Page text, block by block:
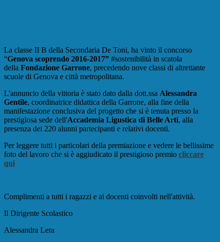
La classe II B della Secondaria De Toni, ha vinto il concorso
“Genova scoprendo 2016-2017” #sostenibilità in scatola
della Fondazione Garrone, precedendo nove classi di altrettante
scuole di Genova e città metropolitana.
L'annuncio della vittoria è stato dato dalla dott.ssa Alessandra
Gentile, coordinatrice didattica della Garrone, alla fine della
manifestazione conclusiva del progetto che si è tenuta presso la
prestigiosa sede dell'Accademia Ligustica di Belle Arti, alla
presenza dei 220 alunni partecipanti e relativi docenti.
Per leggere tutti i particolari della premiazione e vedere le bellissime
foto del lavoro che si è aggiudicato il prestigioso premio cliccare
qui
Complimenti a tutti i ragazzi e ai docenti coinvolti nell'attività.
Il Dirigente Scolastico
Alessandra Lera